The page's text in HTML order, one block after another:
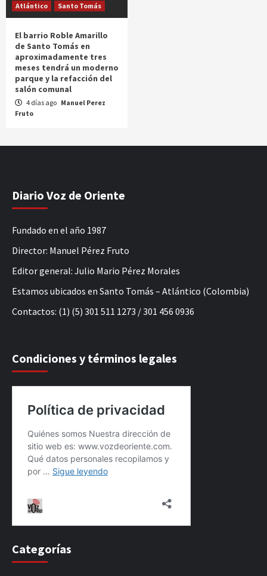
Atlántico Santo Tomás
El barrio Roble Amarillo
de Santo Tomás en
aproximadamente tres
meses tendrá un moderno
parque y la refacción del
salón comunal
4 días ago Manuel Perez
Fruto
Diario Voz de Oriente
Fundado en el año 1987
Director: Manuel Pérez Fruto
Editor general: Julio Mario Pérez Morales
Estamos ubicados en Santo Tomás – Atlántico (Colombia)
Contactos: (1) (5) 301 511 1273 / 301 456 0936
Condiciones y términos legales
Categorías